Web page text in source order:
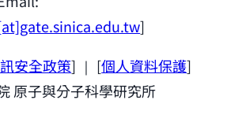
]
安全政策] ｜ [個人資料保護]
原子與分子科學研究所